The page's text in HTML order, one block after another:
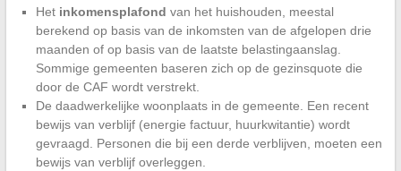
Het inkomensplafond van het huishouden, meestal
berekend op basis van de inkomsten van de afgelopen drie
maanden of op basis van de laatste belastingaanslag.
Sommige gemeenten baseren zich op de gezinsquote die
door de CAF wordt verstrekt.
De daadwerkelijke woonplaats in de gemeente. Een recent
bewijs van verblijf (energie factuur, huurkwitantie) wordt
gevraagd. Personen die bij een derde verblijven, moeten een
bewijs van verblijf overleggen.